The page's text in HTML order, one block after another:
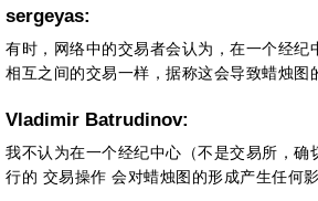
sergeyas:
有时，网络中的交易者会认为，在一个经纪
相互之间的交易一样，据称这会导致蜡烛图
Vladimir Batrudinov:
我不认为在一个经纪中心（不是交易所，确
行的 交易操作 会对蜡烛图的形成产生任何影